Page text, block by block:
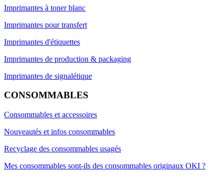
Imprimantes à toner blanc
Imprimantes pour transfert
Imprimantes d'étiquettes
Imprimantes de production & packaging
Imprimantes de signalétique
CONSOMMABLES
Consommables et accessoires
Nouveautés et infos consommables
Recyclage des consommables usagés
Mes consommables sont-ils des consommables originaux OKI ?